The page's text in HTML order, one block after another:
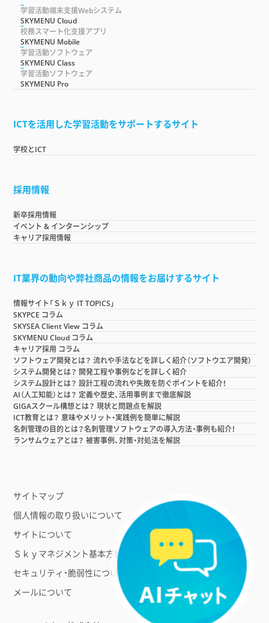
学習活動端末支援Webシステム
SKYMENU Cloud
校務スマート化支援アプリ
SKYMENU Mobile
学習活動ソフトウェア
SKYMENU Class
学習活動ソフトウェア
SKYMENU Pro
ICTを活用した学習活動をサポートするサイト
学校とICT
採用情報
新卒採用情報
イベント & インターンシップ
キャリア採用情報
IT業界の動向や弊社商品の情報をお届けするサイト
情報サイト「Ｓｋｙ IT TOPICS」
SKYPCE コラム
SKYSEA Client View コラム
SKYMENU Cloud コラム
キャリア採用 コラム
ソフトウェア開発とは？ 流れや手法などを詳しく紹介（ソフトウエア開発）
システム開発とは？ 開発工程や事例などを詳しく紹介
システム設計とは？ 設計工程の流れや失敗を防ぐポイントを紹介！
AI（人工知能）とは？ 定義や歴史、活用事例まで徹底解説
GIGAスクール構想とは？ 現状と問題点を解説
ICT教育とは？ 意味やメリット・実践例を簡単に解説
名刺管理の目的とは？名刺管理ソフトウェアの導入方法・事例も紹介！
ランサムウェアとは？ 被害事例、対策・対処法を解説
サイトマップ
個人情報の取り扱いについて
サイトについて
Ｓｋｙマネジメント基本方針
セキュリティ・脆弱性について
メールについて